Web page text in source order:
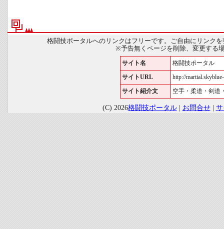
格闘技ポータルへのリンクはフリーです。ご自由にリンク
※予告無くページを削除、変更する
サイト名 格闘技ポータル
サイトURL http://
サイト紹介文 空手・柔道・剣道
(C) 2026格闘技ポータル| お問合せ|